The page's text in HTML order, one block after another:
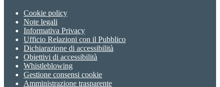
Cookie policy
Note legali
Informativa Privacy
Ufficio Relazioni con il Pubblico
Dichiarazione di accessibilità
Obiettivi di accessibilità
Whistleblowing
Gestione consensi cookie
Amministrazione trasparente